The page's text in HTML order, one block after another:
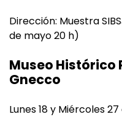
Dirección: Muestra
de mayo 20 h)
Museo Histórico
Gnecco
Lunes 18 y Miércoles